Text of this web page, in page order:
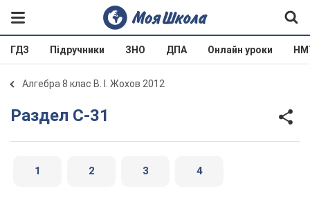
ГДЗ Підручники ЗНО ДПА Онлайн уроки
Алгебра 8 клас В. І. Жохов 2012
Раздел C-31
1 2 3 4